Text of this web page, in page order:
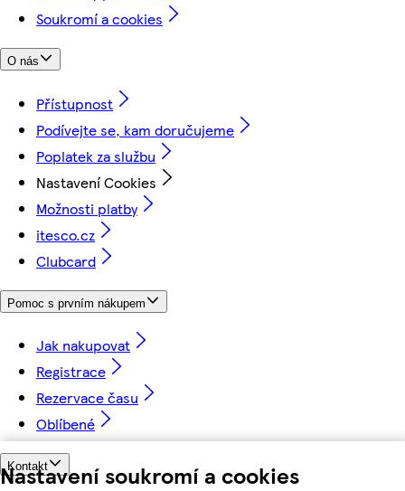
Nastavení soukromí a cookies
Soukromí a cookies
O nás
Přístupnost
Podívejte se, kam doručujeme
Poplatek za službu
Nastavení Cookies
Možnosti platby
itesco.cz
Clubcard
Pomoc s prvním nákupem
Jak nakupovat
Registrace
Rezervace času
Oblíbené
Kontakt